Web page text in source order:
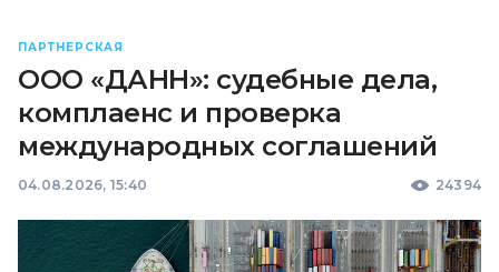
ПАРТНЕРСКАЯ
ООО «ДАНН»: судебные дела,
комплаенс и проверка
международных соглашений
04.08.2026, 15:40 24394